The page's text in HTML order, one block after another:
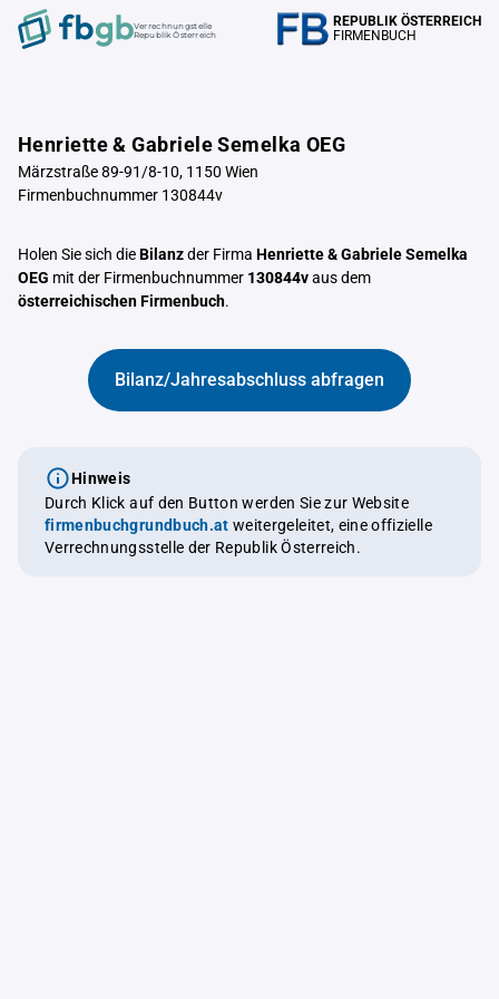
Verrechnungstelle
Republik Österreich
REPUBLIK ÖSTERREICH
FIRMENBUCH
Henriette & Gabriele Semelka OEG
Märzstraße 89-91/8-10, 1150 Wien
Firmenbuchnummer 130844v
Holen Sie sich dieBilanzder Firma Henriette & Gabriele Semelka
OEG mit der Firmenbuchnummer 130844vaus dem
österreichischen Firmenbuch.
Bilanz/Jahresabschluss abfragen
Hinweis
Durch Klick auf den Button werden Sie zur Website
firmenbuchgrundbuch.at weitergeleitet, eine offizielle
Verrechnungsstelle der Republik Österreich.